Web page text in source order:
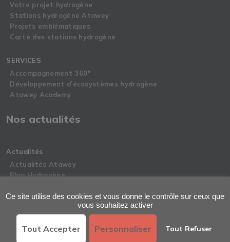
Votre projet hydrogène
Stations hydrogène Atawey
Projets emblématiques
Carte des stations hydrogène
SERVICES
Accompagnement 360°
Développement d’écosystèmes hydrogène
Atawey Academy
Nos actualités
Actualités
Actualités Atawey
Blog Hydrogène
Politique de confidentialité
English Français
Ce site utilise des cookies et vous donne le contrôle sur ceux que
vous souhaitez activer
Tout Accepter Tout Refuser
Personnaliser